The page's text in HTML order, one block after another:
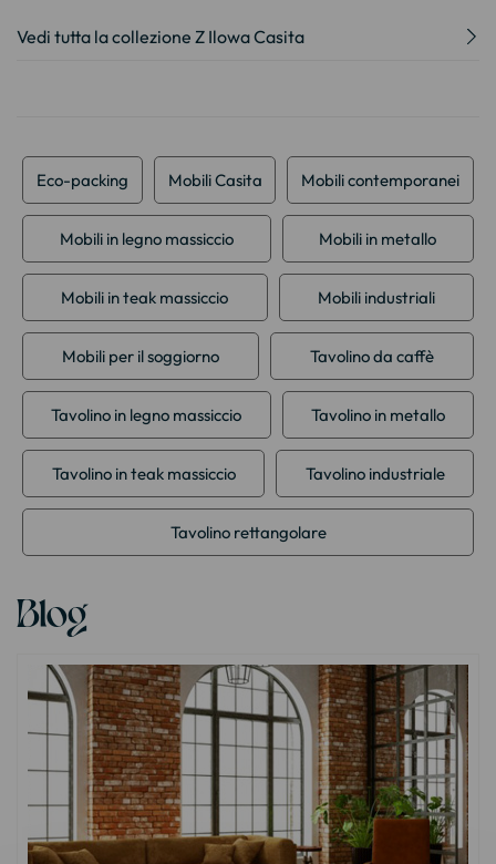
Vedi tutta la collezione Z Ilowa Casita
Eco-packing Mobili Casita Mobili contemporanei
Mobili in legno massiccio Mobili in metallo
Mobili in teak massiccio Mobili industriali
Mobili per il soggiorno Tavolino da caffè
Tavolino in legno massiccio Tavolino in metallo
Tavolino in teak massiccio Tavolino industriale
Tavolino rettangolare
Blog